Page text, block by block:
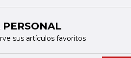
sus artículos favoritos